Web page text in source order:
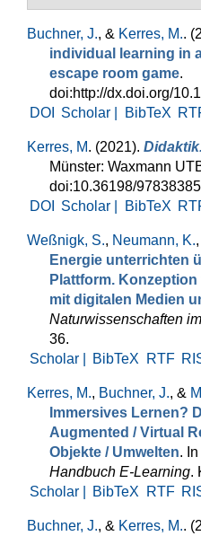
Buchner, J., & Kerres, M..
individual learning in
escape room game.
doi:http://dx.doi.org/
DOI
Scholar | BibTeX
Kerres, M. (2021).
Münster: Waxmann
doi:10.36198/
DOI
Scholar | BibTeX
Weßnigk, S., Neumann, K.
Energie unterrichten
Plattform.
mit digitalen Medien
Naturwissenschaften
36.
Scholar |
BibTeX RTF
Kerres, M., Buchner, J., &
Immersives Lernen?
Augmented / Virtual
Objekte / Umwelten. In
Handbuch E-Learning.
Scholar |
BibTeX RTF
Buchner, J., & Kerres, M..